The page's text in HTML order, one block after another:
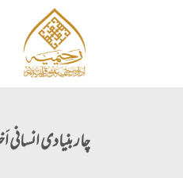
چار بنیادی